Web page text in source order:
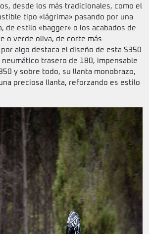
desde los más tradicionales, como el
tipo «lágrima» pasando por una
de estilo «bagger» o los acabados de
o verde oliva, de corte más
algo destaca el diseño de esta S350
trasero de 180, impensable
y sobre todo, su llanta monobrazo,
preciosa llanta, reforzando es estilo